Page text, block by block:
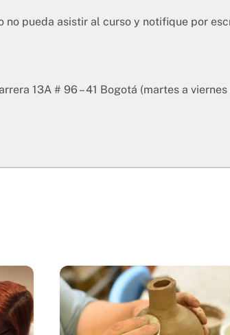
pueda asistir al curso y notifique por
13A # 96 – 41 Bogotá (martes a